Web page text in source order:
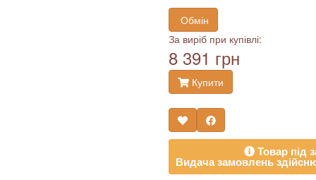
Обмін
За виріб при купівлі:
8 391 грн
Купити
Товар під
Видача замовлень